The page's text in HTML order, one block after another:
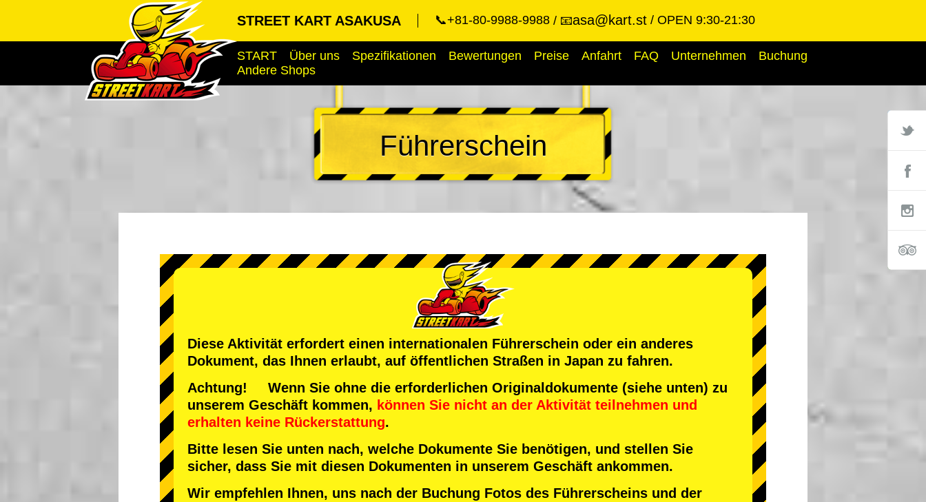
STREET KART ASAKUSA 📞+81-80-9988-9988 📧asa@kart.st OPEN 9:30-21:30
START Über uns Spezifikationen Bewertungen Preise Anfahrt FAQ Unternehmen
Buchung
Andere Shops
Führerschein
Diese Aktivität erfordert einen internationalen Führerschein oder ein anderes
Dokument, das Ihnen erlaubt, auf öffentlichen Straßen in Japan zu fahren.
Achtung! Wenn Sie ohne die erforderlichen Originaldokumente (siehe unten) zu
unserem Geschäft kommen, können Sie nicht an der Aktivität teilnehmen und
erhalten keine Rückerstattung.
Bitte lesen Sie unten nach, welche Dokumente Sie benötigen, und stellen Sie
sicher, dass Sie mit diesen Dokumenten in unserem Geschäft ankommen.
Wir empfehlen Ihnen, uns nach der Buchung Fotos des Führerscheins und der